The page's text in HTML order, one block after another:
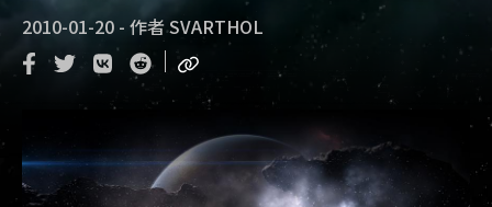
2010-01-20 - 作者SVARTHOL